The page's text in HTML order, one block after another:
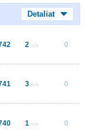
Detaliat
2 m/s 0
3 m/s 0
1 m/s 0